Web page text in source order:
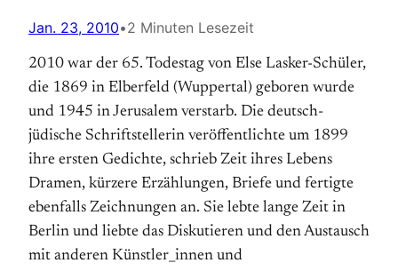
Jan. 23, 2010•2 Minuten Lesezeit
2010 war der 65. Todestag von Else Lasker-Schüler,
die 1869 in Elberfeld (Wuppertal) geboren wurde
und 1945 in Jerusalem verstarb. Die deutsch-
jüdische Schriftstellerin veröffentlichte um 1899
ihre ersten Gedichte, schrieb Zeit ihres Lebens
Dramen, kürzere Erzählungen, Briefe und fertigte
ebenfalls Zeichnungen an. Sie lebte lange Zeit in
Berlin und liebte das Diskutieren und den Austausch
mit anderen Künstler_innen und